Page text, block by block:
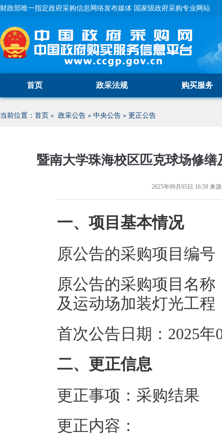
财政部唯一指定政府采购信息网络发布媒体 国家级政府采购专业网站
首页 政采法规 购买服务
当前位置： 首页 » 政采公告 » 中央公告 » 更正公告
暨南大学珠海校区匹克球场修
2025年09月05日 16:59 来
一、项目基本情况
原公告的采购项
原公告的采购项目名
及运动场加装
首次公告日期：
二、更正信息
更正事项：采购结果
更正内容：